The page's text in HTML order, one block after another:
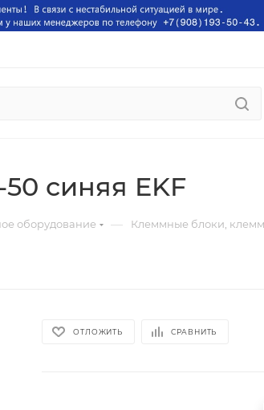
синяя EKF
оборудование — Клеммные блоки,
ОТЛОЖИТЬ СРАВНИТЬ